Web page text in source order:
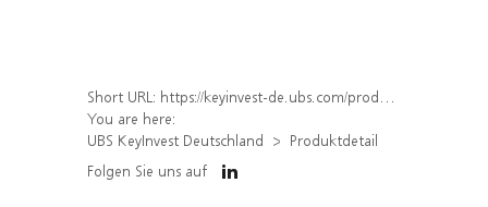
Short URL: https://keyinvest-de.ubs.com/produkt/detail/index/isin/DE000WA6SEM7
You are here:
UBS KeyInvest Deutschland
Produktdetail
Folgen Sie uns auf